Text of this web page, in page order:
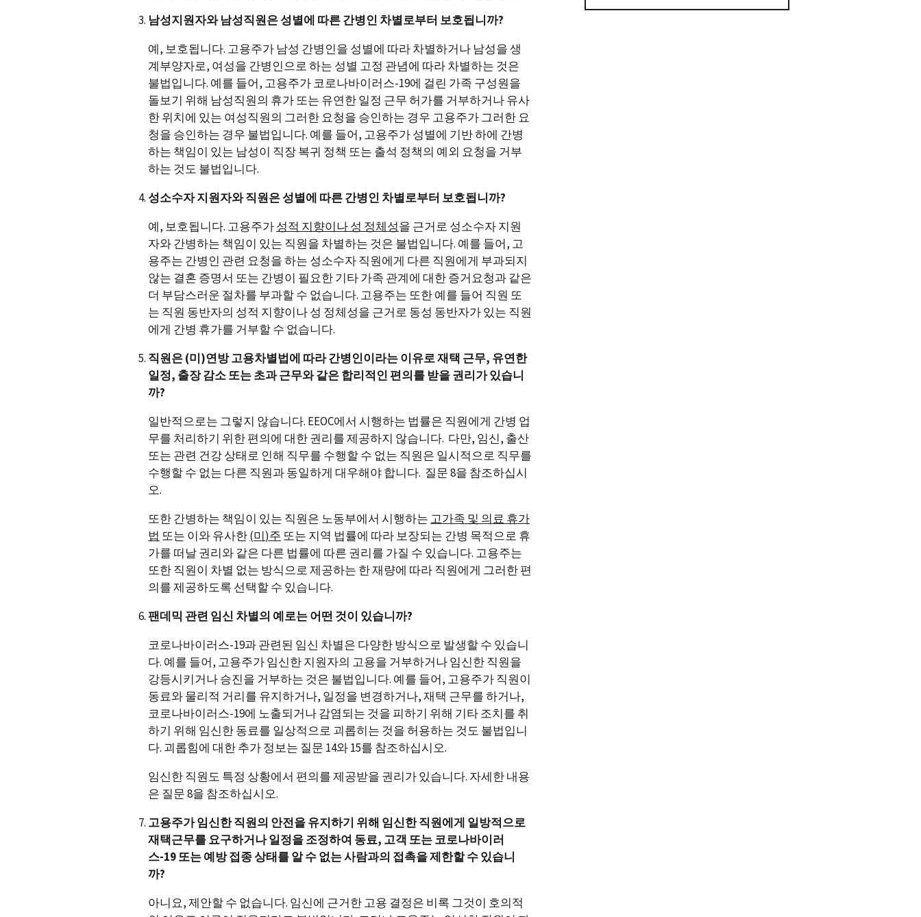
남성지원자와 남성직원은 성별에 따른 간병인 차별로부터 보호됩니까?
예, 보호됩니다. 고용주가 남성 간병인을 성별에 따라 차별하거나 남성을 생
계부양자로, 여성을 간병인으로 하는 성별 고정 관념에 따라 차별하는 것은
불법입니다. 예를 들어, 고용주가 코로나바이러스-19에 걸린 가족 구성원을
돌보기 위해 남성직원의 휴가 또는 유연한 일정 근무 허가를 거부하거나 유사
한 위치에 있는 여성직원의 그러한 요청을 승인하는 경우 고용주가 그러한 요
청을 승인하는 경우 불법입니다. 예를 들어, 고용주가 성별에 기반 하에 간병
하는 책임이 있는 남성이 직장 복귀 정책 또는 출석 정책의 예외 요청을 거부
하는 것도 불법입니다.
성소수자 지원자와 직원은 성별에 따른 간병인 차별로부터 보호됩니까?
예, 보호됩니다. 고용주가성적 지향이나 성 정체성을 근거로 성소수자 지원
자와 간병하는 책임이 있는 직원을 차별하는 것은 불법입니다. 예를 들어, 고
용주는 간병인 관련 요청을 하는 성소수자 직원에게 다른 직원에게 부과되지
않는 결혼 증명서 또는 간병이 필요한 기타 가족 관계에 대한 증거요청과 같은
더 부담스러운 절차를 부과할 수 없습니다. 고용주는 또한 예를 들어 직원 또
는 직원 동반자의 성적 지향이나 성 정체성을 근거로 동성 동반자가 있는 직원
에게 간병 휴가를 거부할 수 없습니다.
직원은 (미)연방 고용차별법에 따라 간병인이라는 이유로 재택 근무, 유연한
일정, 출장 감소 또는 초과 근무와 같은 합리적인 편의를 받을 권리가 있습니
까?
일반적으로는 그렇지 않습니다. EEOC에서 시행하는 법률은 직원에게 간병 업
무를 처리하기 위한 편의에 대한 권리를 제공하지 않습니다. 다만, 임신, 출산
또는 관련 건강 상태로 인해 직무를 수행할 수 없는 직원은 일시적으로 직무를
수행할 수 없는 다른 직원과 동일하게 대우해야 합니다. 질문 8을 참조하십시
오.
또한 간병하는 책임이 있는 직원은 노동부에서 시행하는 고가족 및 의료 휴가
법 또는 이와 유사한(미)주 또는 지역 법률에 따라 보장되는 간병 목적으로 휴
가를 떠날 권리와 같은 다른 법률에 따른 권리를 가질 수 있습니다. 고용주는
또한 직원이 차별 없는 방식으로 제공하는 한 재량에 따라 직원에게 그러한 편
의를 제공하도록 선택할 수 있습니다.
팬데믹 관련 임신 차별의 예로는 어떤 것이 있습니까?
코로나바이러스-19과 관련된 임신 차별은 다양한 방식으로 발생할 수 있습니
다. 예를 들어, 고용주가 임신한 지원자의 고용을 거부하거나 임신한 직원을
강등시키거나 승진을 거부하는 것은 불법입니다. 예를 들어, 고용주가 직원이
동료와 물리적 거리를 유지하거나, 일정을 변경하거나, 재택 근무를 하거나,
코로나바이러스-19에 노출되거나 감염되는 것을 피하기 위해 기타 조치를 취
하기 위해 임신한 동료를 일상적으로 괴롭히는 것을 허용하는 것도 불법입니
다. 괴롭힘에 대한 추가 정보는 질문 14와 15를 참조하십시오.
임신한 직원도 특정 상황에서 편의를 제공받을 권리가 있습니다. 자세한 내용
은 질문 8을 참조하십시오.
고용주가 임신한 직원의 안전을 유지하기 위해 임신한 직원에게 일방적으로
재택근무를 요구하거나 일정을 조정하여 동료, 고객 또는 코로나바이러
스-19 또는 예방 접종 상태를 알 수 없는 사람과의 접촉을 제한할 수 있습니
까?
아니요, 제안할 수 없습니다. 임신에 근거한 고용 결정은 비록 그것이 호의적